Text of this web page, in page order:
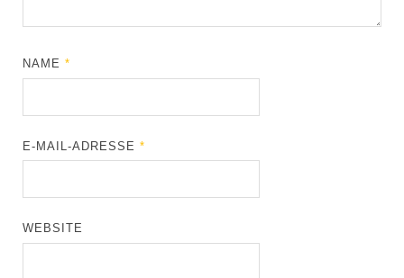
NAME*
E-MAIL-ADRESSE*
WEBSITE